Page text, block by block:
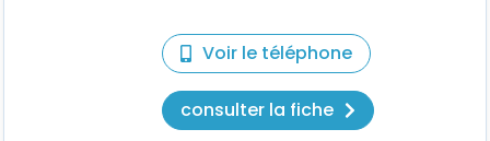
Voir le téléphone
consulter la fiche